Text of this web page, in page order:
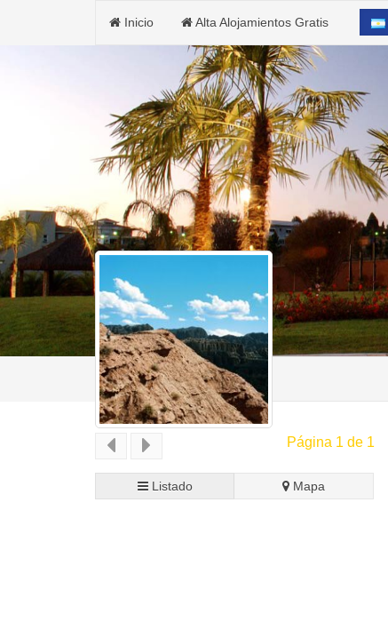
Inicio Alta Alojamientos Gratis
Página 1 de 1
Listado Mapa